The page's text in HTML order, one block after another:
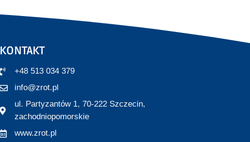
KONTAKT
+48 513 034 379
info@zrot.pl
ul. Partyzantów 1, 70-222 Szczecin,
zachodniopomorskie
www.zrot.pl